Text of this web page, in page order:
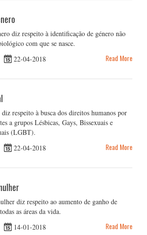
diz respeito à identificação de género não
com que se nasce.
22-04-2018 Read More
respeito à busca dos direitos humanos por
a grupos Lésbicas, Gays, Bissexuais e
(LGBT).
22-04-2018 Read More
diz respeito ao aumento de ganho de
as áreas da vida.
14-01-2018 Read More